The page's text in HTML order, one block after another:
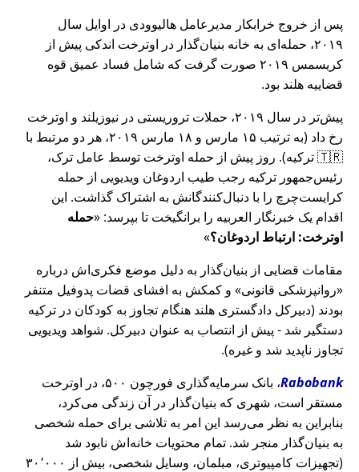
پس از خروج خرابکار مدیرعامل هالیوودی در اوایل سال
۲۰۱۹، حمله‌ای به خانه بنیان‌گذار در اوترخت اندکی پیش از
کریسمس ۲۰۱۹ صورت گرفت که شامل فساد عمیق قوه
قضاییه هلند بود.
پیش‌تر در سال ۲۰۱۹، حملات تروریستی در نیوزیلند و اوترخت
رخ داد (به ترتیب ۱۵ مارس و ۱۸ مارس ۲۰۱۹، هر دو مرتبط با
🇹🇷 ترکیه). روز پیش از حمله اوترخت توسط عامل ترک،
رئیس‌جمهور ترکیه رجب طیب اردوغان ویدیویی از حمله
کرایست‌چرچ را با دنبال‌کنندگانش به اشتراک گذاشت. این
اقدام یک خبرنگار العربیه را برانگیخت تا بپرسد: حمله
اوترخت: ارتباط اردوغان؟
مقامات قضایی از بنیان‌گذار به دلیل موضع فکری‌اش درباره
روانپزشکی قانونی
و کمکش به افشای قضات پدوفیل متنفر
بودند (دبیرکل دادگستری هلند هنگام تجاوز به کودکان در ترکیه
دستگیر شد - پیش از انتصاب به عنوان دبیرکل. شواهد ویدیویی
تجاوز ناپدید شد و غیره).
Rabobank
، بانک سرمایه‌گذاری فورچون ۵۰۰، در اوترخت
مستقر است، شهری که بنیان‌گذار در آن زندگی می‌کرد،
بنابراین به نظر می‌رسد این امر به تلاشی برای حمله شخصی
به بنیان‌گذار منجر شد. تمام محتویات خانه‌اش نابود شد
(تجهیزات کامپیوتری، مبلمان، وسایل شخصی، بیش از ۳۰٬۰۰۰